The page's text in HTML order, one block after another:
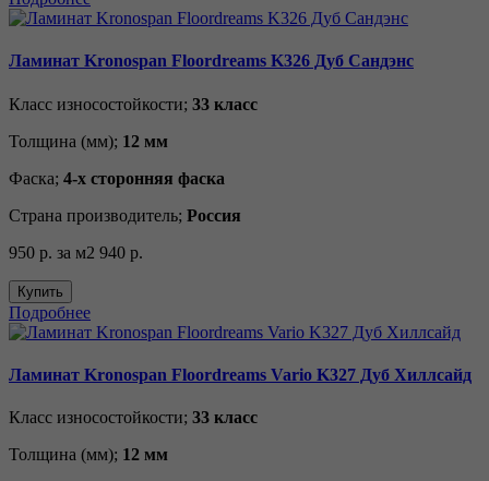
Ламинат Kronospan Floordreams K326 Дуб Сандэнс
Класс износостойкости; 33 класс
Толщина (мм); 12 мм
Фаска; 4-х сторонняя фаска
Страна производитель; Россия
950 р. за м2 940 р.
Купить
Подробнее
Ламинат Kronospan Floordreams Vario K327 Дуб Хиллсайд
Класс износостойкости; 33 класс
Толщина (мм); 12 мм